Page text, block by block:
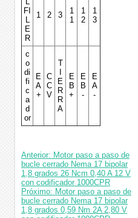
FI
L
E
R
1 2 3
1
1
1
2
1
3
c
o
di
fi
c
a
d
or
E
A
+
C
C
V
T
E
R
R
A
E
B
+
E
B
-
E
A
-
Anterior: Motor paso a paso de
bucle cerrado Nema 17 bipolar
1,8 grados 26 Ncm 0,40 A 12 V
con codificador 1000CPR
Próximo: Motor paso a paso de
bucle cerrado Nema 17 bipolar
1,8 grados 0,59 Nm 2A 2,80 V